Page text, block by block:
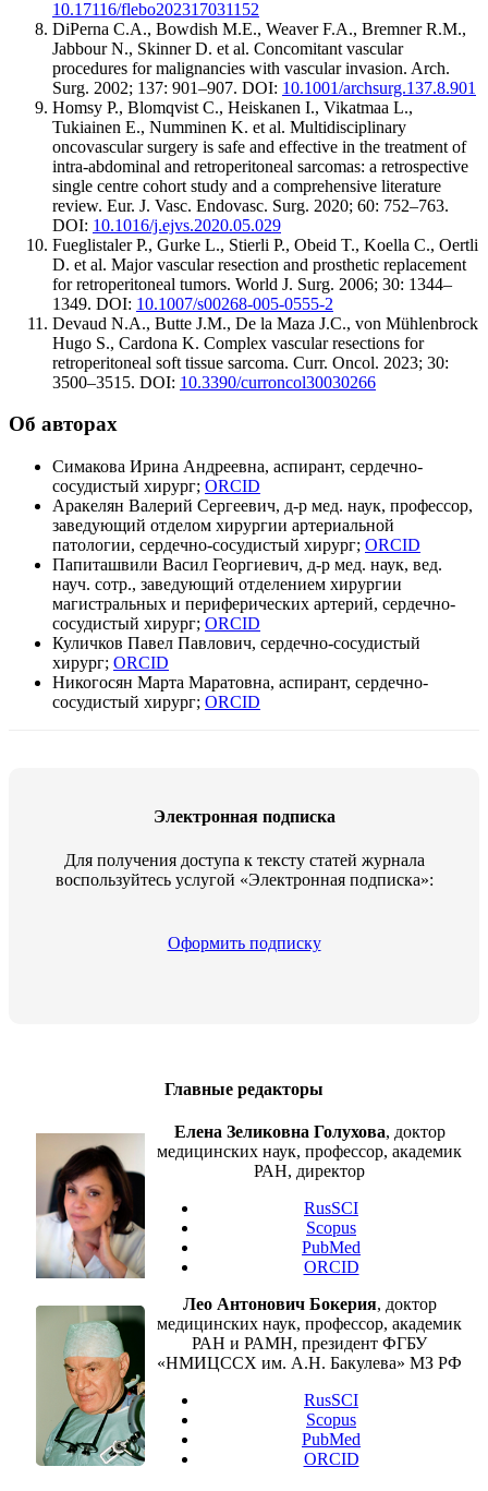
10.17116/flebo202317031152
DiPerna C.A., Bowdish M.E., Weaver F.A., Bremner R.M.,
Jabbour N., Skinner D. et al. Concomitant vascular
procedures for malignancies with vascular invasion. Arch.
Surg. 2002; 137: 901–907. DOI: 10.1001/archsurg.137.8.901
Homsy P., Blomqvist C., Heiskanen I., Vikatmaa L.,
Tukiainen E., Numminen K. et al. Multidisciplinary
oncovascular surgery is safe and effective in the treatment of
intra-abdominal and retroperitoneal sarcomas: a retrospective
single centre cohort study and a comprehensive literature
review. Eur. J. Vasc. Endovasc. Surg. 2020; 60: 752–763.
DOI: 10.1016/j.ejvs.2020.05.029
Fueglistaler P., Gurke L., Stierli P., Obeid T., Koella C., Oertli
D. et al. Major vascular resection and prosthetic replacement
for retroperitoneal tumors. World J. Surg. 2006; 30: 1344–
1349. DOI: 10.1007/s00268-005-0555-2
Devaud N.A., Butte J.M., De la Maza J.C., von Mühlenbrock
Hugo S., Cardona K. Complex vascular resections for
retroperitoneal soft tissue sarcoma. Curr. Oncol. 2023; 30:
3500–3515. DOI: 10.3390/curroncol30030266
Об авторах
Симакова Ирина Андреевна, аспирант, сердечно-
сосудистый хирург; ORCID
Аракелян Валерий Сергеевич, д-р мед. наук, профессор,
заведующий отделом хирургии артериальной
патологии, сердечно-сосудистый хирург; ORCID
Папиташвили Васил Георгиевич, д-р мед. наук, вед.
науч. сотр., заведующий отделением хирургии
магистральных и периферических артерий, сердечно-
сосудистый хирург; ORCID
Куличков Павел Павлович, сердечно-сосудистый
хирург; ORCID
Никогосян Марта Маратовна, аспирант, сердечно-
сосудистый хирург; ORCID
Электронная подписка
Для получения доступа к тексту статей журнала
воспользуйтесь услугой «Электронная подписка»:
Оформить подписку
Главные редакторы
Елена Зеликовна Голухова, доктор
медицинских наук, профессор, академик
РАН, директор
RusSCI
Scopus
PubMed
ORCID
Лео Антонович Бокерия, доктор
медицинских наук, профессор, академик
РАН и РАМН, президент ФГБУ
«НМИЦССХ им. А.Н. Бакулева» МЗ РФ
RusSCI
Scopus
PubMed
ORCID